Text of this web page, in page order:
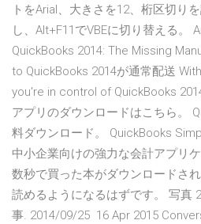
トをArial、大きさを12、桁区切り
し、Alt+F11でVBEに切り替える。
QuickBooks 2014: The Missing
to QuickBooks 2014が通常配送
you're in control of QuickBooks
アプリのダウンロードはこちら。
料ダウンロード。 QuickBooks
中小企業向けの強力な会計アプリ
数秒で買った本がダウンロードさ
読めるようになるはずです。 写真
事. 2014/09/25 16 Apr 2015